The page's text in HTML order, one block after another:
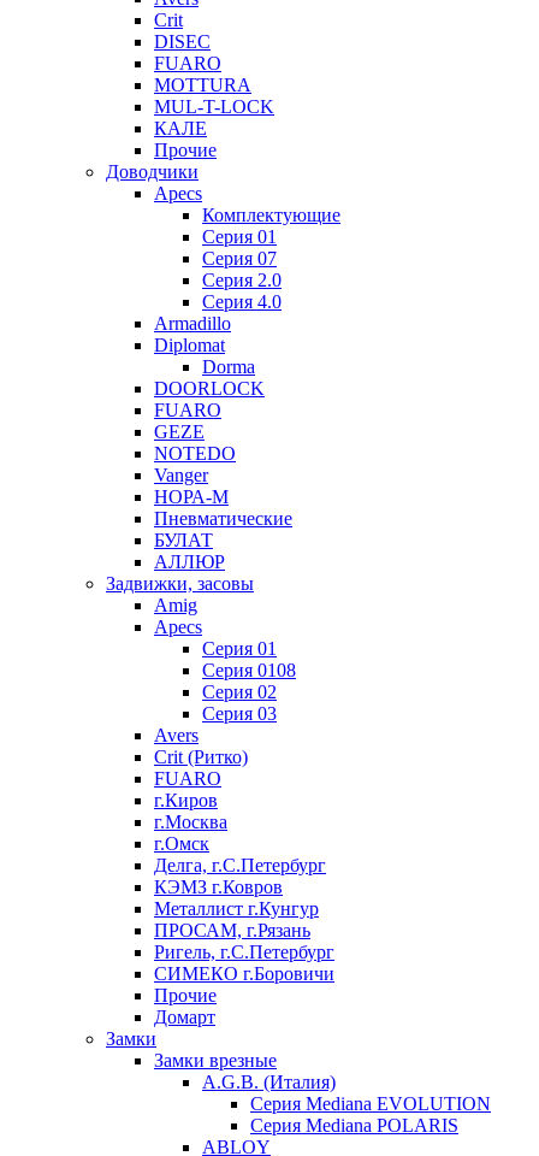
Crit
DISEC
FUARO
MOTTURA
MUL-T-LOCK
КАЛЕ
Прочие
Доводчики
Apecs
Комплектующие
Серия 01
Серия 07
Серия 2.0
Серия 4.0
Armadillo
Diplomat
Dorma
DOORLOCK
FUARO
GEZE
NOTEDO
Vanger
НОРА-М
Пневматические
БУЛАТ
АЛЛЮР
Задвижки, засовы
Amig
Apecs
Серия 01
Серия 0108
Серия 02
Серия 03
Avers
Crit (Ритко)
FUARO
г.Киров
г.Москва
г.Омск
Делга, г.С.Петербург
КЭМЗ г.Ковров
Металлист г.Кунгур
ПРОСАМ, г.Рязань
Ригель, г.С.Петербург
СИМЕКО г.Боровичи
Прочие
Домарт
Замки
Замки врезные
A.G.B. (Италия)
Серия Mediana EVOLUTION
Серия Mediana POLARIS
ABLOY